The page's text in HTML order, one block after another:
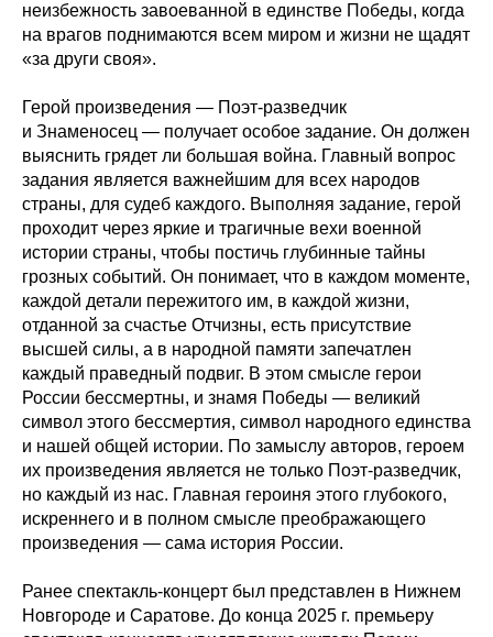
неизбежность завоеванной в единстве Победы, когда
на врагов поднимаются всем миром и жизни не щадят
«за други своя».
Герой произведения — Поэт-разведчик
и Знаменосец — получает особое задание. Он должен
выяснить грядет ли большая война. Главный вопрос
задания является важнейшим для всех народов
страны, для судеб каждого. Выполняя задание, герой
проходит через яркие и трагичные вехи военной
истории страны, чтобы постичь глубинные тайны
грозных событий. Он понимает, что в каждом моменте,
каждой детали пережитого им, в каждой жизни,
отданной за счастье Отчизны, есть присутствие
высшей силы, а в народной памяти запечатлен
каждый праведный подвиг. В этом смысле герои
России бессмертны, и знамя Победы — великий
символ этого бессмертия, символ народного единства
и нашей общей истории. По замыслу авторов, героем
их произведения является не только Поэт-разведчик,
но каждый из нас. Главная героиня этого глубокого,
искреннего и в полном смысле преображающего
произведения — сама история России.
Ранее спектакль-концерт был представлен в Нижнем
Новгороде и Саратове. До конца 2025 г. премьеру